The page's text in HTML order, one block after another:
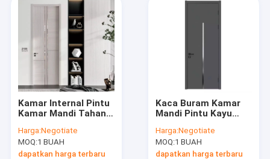
Kamar Internal Pintu
Kamar Mandi Tahan
Modern
Harga:Negotiate
MOQ:1 BUAH
dapatkan harga terbaru
Kaca Buram Kamar
Mandi Pintu Kayu
Modern Kayu 45mm /
50mm
Harga:Negotiate
MOQ:1 BUAH
dapatkan harga terbaru